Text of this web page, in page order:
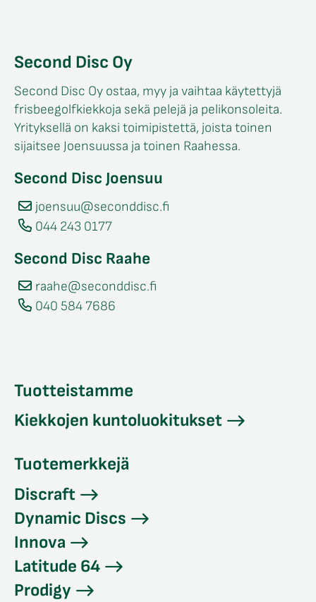
Second Disc Oy
Second Disc Oy ostaa, myy ja vaihtaa käytettyjä
frisbeegolfkiekkoja sekä pelejä ja pelikonsoleita.
Yrityksellä on kaksi toimipistettä, joista toinen
sijaitsee Joensuussa ja toinen Raahessa.
Second Disc Joensuu
joensuu@seconddisc.fi
044 243 0177
Second Disc Raahe
raahe@seconddisc.fi
040 584 7686
Tuotteistamme
Kiekkojen kuntoluokitukset
Tuotemerkkejä
Discraft
Dynamic Discs
Innova
Latitude 64
Prodigy